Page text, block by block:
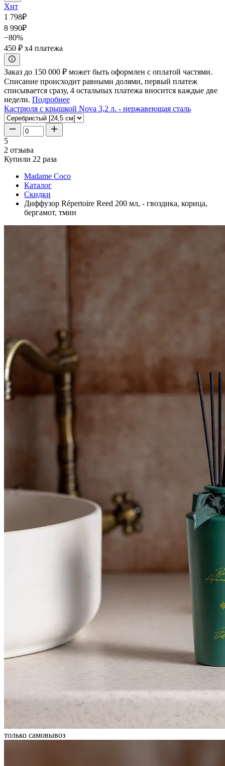
Хит
1 798₽
8 990₽
−80%
450 ₽ x4 платежа
Заказ до 150 000 ₽ может быть оформлен с оплатой частями.
Списание происходит равными долями, первый платеж
списывается сразу, 4 остальных платежа вносится каждые две
недели. Подробнее
Кастрюля с крышкой Nova 3,2 л. - нержавеющая сталь
5
2 отзыва
Купили 22 раза
Madame Coco
Каталог
Скидки
Диффузор Répertoire Reed 200 мл, - гвоздика, корица,
бергамот, тмин
только самовывоз